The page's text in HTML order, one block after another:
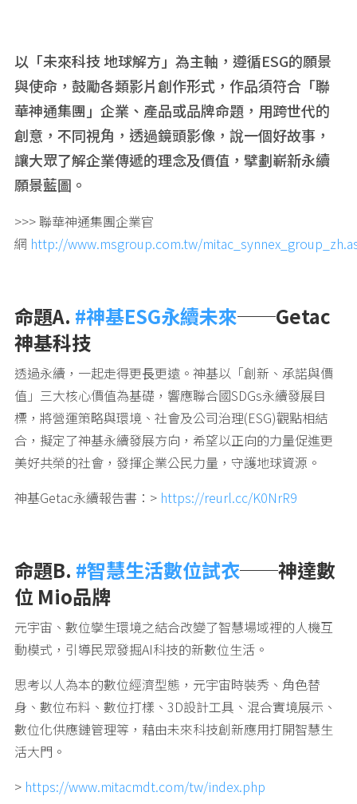
以「未來科技地球解方」為主軸，遵循ESG的願景
與使命，鼓勵各類影片創作形式，作品須符合「聯
華神通集團」企業、產品或品牌命題，用跨世代的
創意，不同視角，透過鏡頭影像，說一個好故事，
讓大眾了解企業傳遞的理念及價值，擘劃嶄新永續
願景藍圖。
>>> 聯華神通集團企業官
網 http://www.msgroup.com.tw/
命題A. #神基ESG永續未來──Getac
神基科技
透過永續，一起走得更⾧更遠。神基以「創新、承諾與價
值」三大核心價值為基礎，響應聯合國SDGs永續發展目
標，將營運策略與環境、社會及公司治理(ESG)觀點相結
合，擬定了神基永續發展方向，希望以正向的力量促進更
美好共榮的社會，發揮企業公民力量，守護地球資源。
神基Getac永續報告書：> https://reurl.cc/K0NrR9
命題B. #智慧生活數位試衣──神達數
位 Mio品牌
元宇宙、數位孿生環境之結合改變了智慧場域裡的人機互
動模式，引導民眾發掘AI科技的新數位生活。
思考以人為本的數位經濟型態，元宇宙時裝秀、角色替
身、數位布料、數位打樣、3D設計工具、混合實境展示、
數位化供應鏈管理等，藉由未來科技創新應用打開智慧生
活大門。
> https://www.mitacmdt.com/tw/index.php